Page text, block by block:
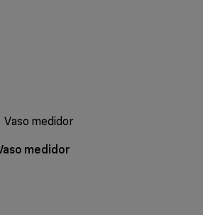
medidor